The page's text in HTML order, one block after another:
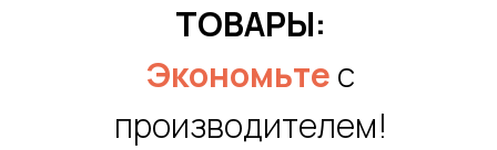
ТОВАРЫ:
Экономьтес
производителем!